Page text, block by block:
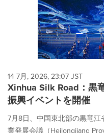
14 7月, 2026, 23:07 JST
Xinhua Silk Road：黒
振興イベントを開催
7月8日、中国東北部の黒竜
業発展会議（Heilongjiang